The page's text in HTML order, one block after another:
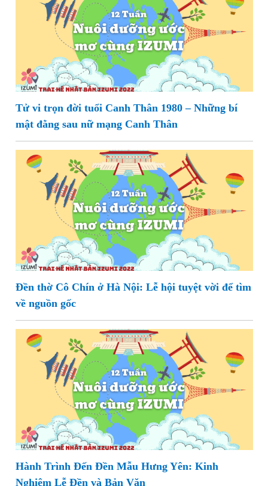
Tử vi trọn đời tuổi Canh Thân 1980 – Những bí
mật đằng sau nữ mạng Canh Thân
Đền thờ Cô Chín ở Hà Nội: Lễ hội tuyệt vời để tìm
về nguồn gốc
Hành Trình Đến Đền Mẫu Hưng Yên: Kinh
Nghiệm Lễ Đền và Bản Văn